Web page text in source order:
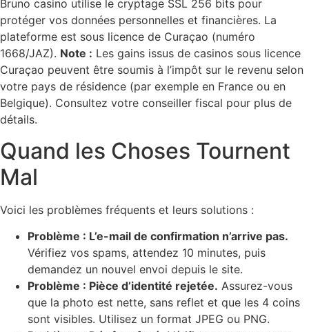
Bruno casino utilise le cryptage SSL 256 bits pour
protéger vos données personnelles et financières. La
plateforme est sous licence de Curaçao (numéro
1668/JAZ). Note : Les gains issus de casinos sous licence
Curaçao peuvent être soumis à l’impôt sur le revenu selon
votre pays de résidence (par exemple en France ou en
Belgique). Consultez votre conseiller fiscal pour plus de
détails.
Quand les Choses Tournent
Mal
Voici les problèmes fréquents et leurs solutions :
Problème : L’e-mail de confirmation n’arrive pas.
Vérifiez vos spams, attendez 10 minutes, puis
demandez un nouvel envoi depuis le site.
Problème : Pièce d’identité rejetée. Assurez-vous
que la photo est nette, sans reflet et que les 4 coins
sont visibles. Utilisez un format JPEG ou PNG.